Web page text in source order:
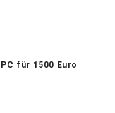
für 1500 Euro